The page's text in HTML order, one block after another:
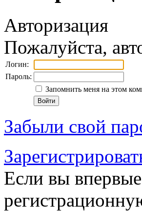
Авторизация
Пожалуйста,
Логин:
Пароль:
Запомнить меня на этом
Забыли свой
Если вы